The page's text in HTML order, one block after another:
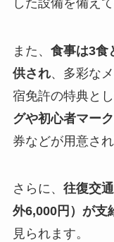
また、 食事は3食
供され、多彩な
宿免許の特典とし
グや初心者マー
券などが用意され
さらに、 往復交
外6,000円）が支
見られます。